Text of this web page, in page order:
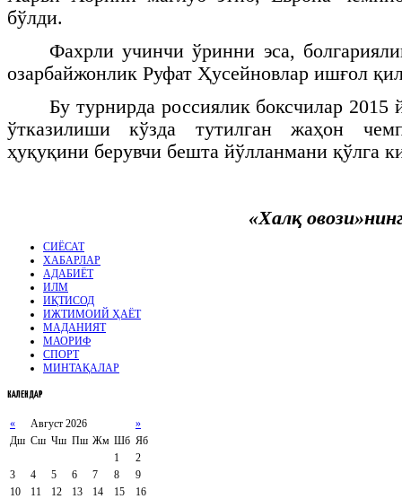
бўлди.
Фахрли учинчи ўринни эса,
озарбайжонлик Руфат Ҳусейновлар ишғол
Бу турнирда россиялик боксчилар 2015
ўтказилиши кўзда тутилган жаҳон
ҳуқуқини берувчи бешта йўлланмани қўлга
«Халқ
СИЁСАТ
ХАБАРЛАР
АДАБИЁТ
ИЛМ
ИҚТИСОД
ИЖТИМОИЙ ҲАЁТ
МАДАНИЯТ
МАОРИФ
СПОРТ
МИНТАҚАЛАР
КАЛЕНДАР
« Август 2026
»
Дш Сш Чш Пш Жм Шб Яб
1
2
3
4 5 6 7 8
9
10
11 12 13 14 15
16